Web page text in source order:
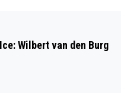
FELICITEERT
Wilbert van den Burg